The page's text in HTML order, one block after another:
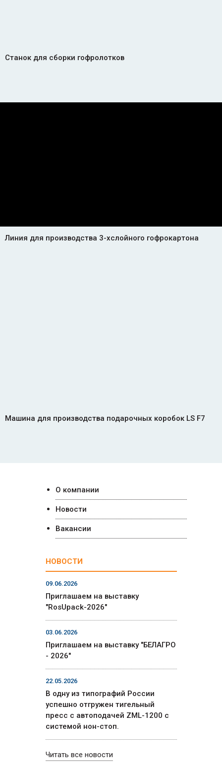
О компании
Новости
Вакансии
НОВОСТИ
09.06.2026
Приглашаем на выставку
"RosUpack-2026"
03.06.2026
Приглашаем на выставку "БЕЛАГРО
- 2026"
22.05.2026
В одну из типографий России
успешно отгружен тигельный
пресс с автоподачей ZML-1200 с
системой нон-стоп.
Читать все новости
Станок для сборки гофролотков
Линия для производства 3-хслойного гофрокартона
Машина для производства подарочных коробок LS F7